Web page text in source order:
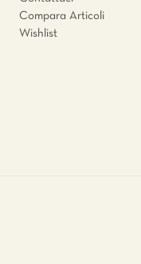
Compara Articoli
Wishlist